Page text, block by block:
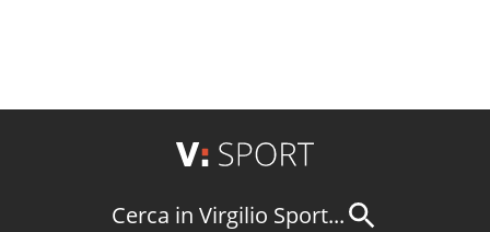
Cerca in Virgilio Sport...